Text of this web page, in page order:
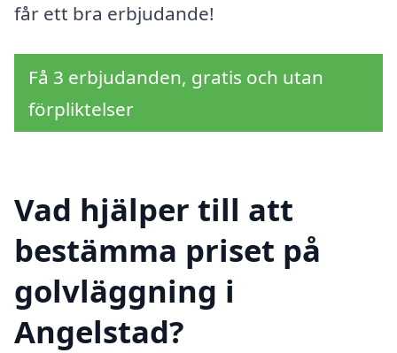
får ett bra erbjudande!
Få 3 erbjudanden, gratis och utan
förpliktelser
Vad hjälper till att
bestämma priset på
golvläggning i
Angelstad?